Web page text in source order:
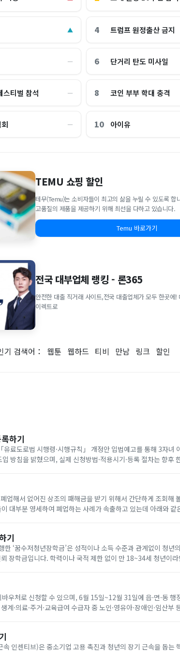
▲ 4 트럼프 원정출산 금지
― 6 단거리 탄도 미사일
스티벌 참석 ― 8 코인 부부 학대 충격
― 10 아이유
TEMU 쇼핑 할인
테무(Temu)는 소비자들이 최고의 삶을 누릴 수 있도록 합
고품질의 제품을 제공하기 위해 최선을 다하고 있습니다.
Temu 바로가기
전국 대부업체 랭킹 - 론365
안전한 대출 직거래 사이트,전국 대출업체가 모두 한곳에
이렉트로
기 검색어： 웹툰 웹하드 티비 만남 링크 할인
하기
료도로법 시행령·시행규칙」 개정안 입법예고를 통해 3자녀
방침을 밝혔으며, 실제 신청방법·적용시기·등록 절차는 향후
업해서 없어진 상조의 패해금을 받기 위해서 간단하게 조회해
기
‘꿈수저청년장학금’은 성적이나 소득 수준과 관계없이 청년
장학금입니다. 학력이나 국적 제한 없이 만 18~34세 청년이
우처로 신청할 수 있으며, 6월 15일~12월 31일에 읍·면·동 행
계·의료·주거·교육급여 수급자 중 노인·영유아·장애인·임산부
인센티브)은 중소기업 고용 촉진과 청년의 장기 근속을 돕는